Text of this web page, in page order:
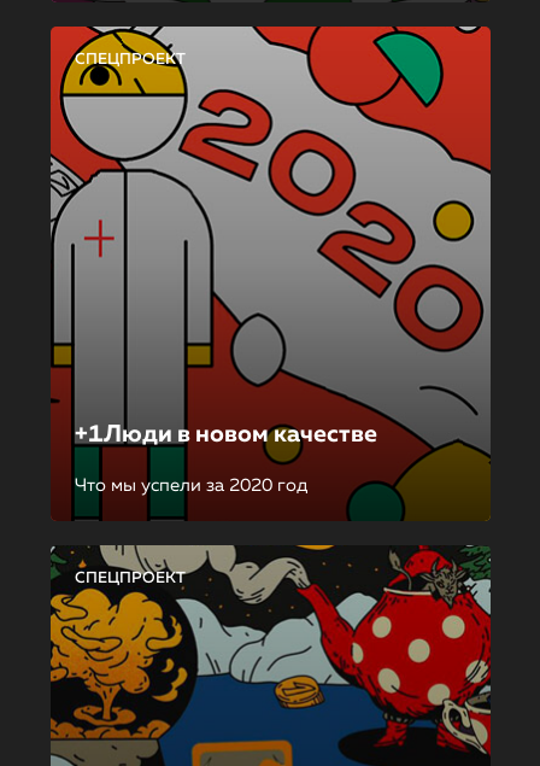
СПЕЦПРОЕКТ
+1Люди в новом качестве
Что мы успели за 2020 год
СПЕЦПРОЕКТ